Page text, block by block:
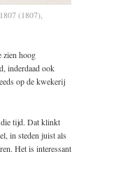
(1807),
zien hoog
inderdaad ook
op de kwekerij
die tijd. Dat klinkt
in steden juist als
Het is interessant